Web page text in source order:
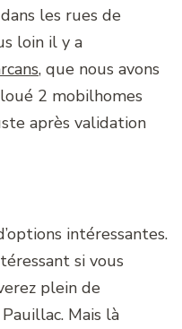
les rues de
loin il y a
, que nous avons
2 mobilhomes
après validation
intéressantes.
si vous
plein de
Mais là